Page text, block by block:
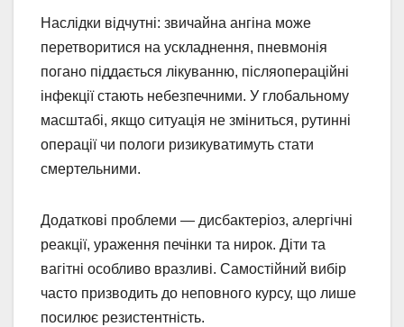
Наслідки відчутні: звичайна ангіна може
перетворитися на ускладнення, пневмонія
погано піддається лікуванню, післяопераційні
інфекції стають небезпечними. У глобальному
масштабі, якщо ситуація не зміниться, рутинні
операції чи пологи ризикуватимуть стати
смертельними.
Додаткові проблеми — дисбактеріоз, алергічні
реакції, ураження печінки та нирок. Діти та
вагітні особливо вразливі. Самостійний вибір
часто призводить до неповного курсу, що лише
посилює резистентність.